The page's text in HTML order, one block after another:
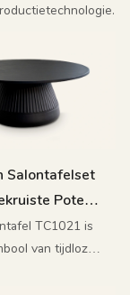
Salontafelset
Poten
TC1021 is
van tijdloze